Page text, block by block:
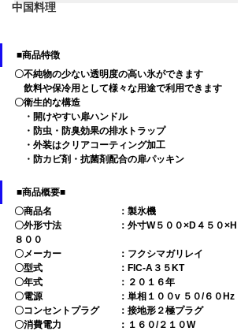
中国料理
■商品特徴
〇不純物の少ない透明度の高い氷ができます
飲料や保冷用として様々な用途で利用できます
〇衛生的な構造
・開けやすい扉ハンドル
・防虫・防臭効果の排水トラップ
・外装はクリアコーティング加工
・防カビ剤・抗菌剤配合の扉パッキン
■商品概要■
〇商品名　　　　　　　：製氷機
〇外形寸法　　　　　　：外寸W５００×D４５０×H
８００
〇メーカー　　　　　　：フクシマガリレイ
〇型式　　　　　　　　：FIC-A３５KT
〇年式　　　　　　　　：２０１６年
〇電源　　　　　　　　：単相１００v ５０/６０Hz
〇コンセントプラグ　　：接地形２極プラグ
〇消費電力　　　　　　：１６０/２１０W